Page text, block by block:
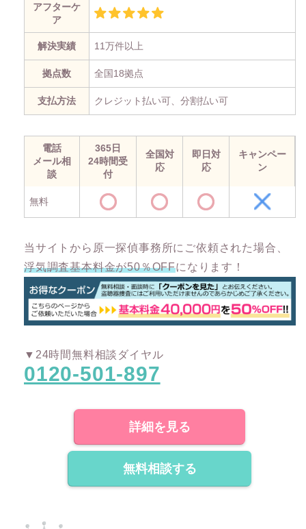
アフターケ
ア
解決実績 11万件以上
拠点数 全国18拠点
支払方法 クレジット払い可、分割払い可
電話
メール相
談
365日
24時間受
付
全国対
応
即日対
応
キャンペー
ン
無料
当サイトから原一探偵事務所にご依頼された場合、
浮気調査基本料金が50％OFFになります！
▼24時間無料相談ダイヤル
0120-501-897
詳細を見る
無料相談する